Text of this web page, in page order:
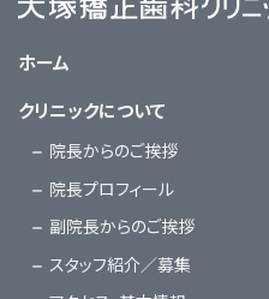
ホーム
クリニックについて
院長からのご挨拶
院長プロフィール
副院長からのご挨拶
スタッフ紹介／募集